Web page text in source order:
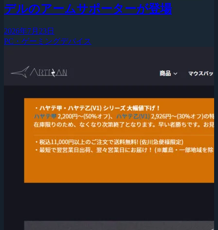
デルのアームサポーターが登場
2026年7月23日
PC・ゲーミングデバイス